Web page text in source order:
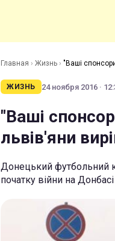
Главная › Жизнь › "Ваші
ЖИЗНЬ 24 ноября 2016 ·
"Ваші
львів'яни
Донецький футбольний
початку війни на Донбасі